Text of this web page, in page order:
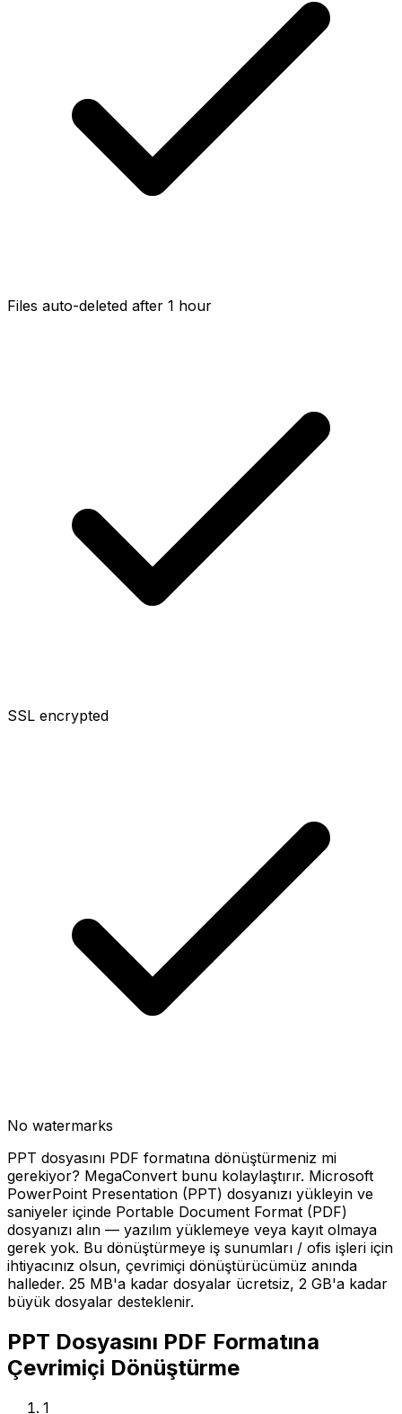
Files auto-deleted after 1 hour
SSL encrypted
No watermarks
PPT dosyasını PDF formatına dönüştürmeniz mi
gerekiyor? MegaConvert bunu kolaylaştırır. Microsoft
PowerPoint Presentation (PPT) dosyanızı yükleyin ve
saniyeler içinde Portable Document Format (PDF)
dosyanızı alın — yazılım yüklemeye veya kayıt olmaya
gerek yok. Bu dönüştürmeye iş sunumları / ofis işleri için
ihtiyacınız olsun, çevrimiçi dönüştürücümüz anında
halleder. 25 MB'a kadar dosyalar ücretsiz, 2 GB'a kadar
büyük dosyalar desteklenir.
PPT Dosyasını PDF Formatına
Çevrimiçi Dönüştürme
1